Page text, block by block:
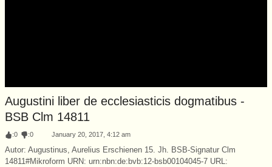
Augustini liber de ecclesiasticis dogmatibus -
BSB Clm 14811
:0 :0 January 20, 2017, 4:12 am
Autor: Augustinus, Aurelius Erschienen 15. Jh. BSB-Signatur Clm
14811#Mikroform URN: urn:nbn:de:bvb:12-bsb00104045-7 URL: